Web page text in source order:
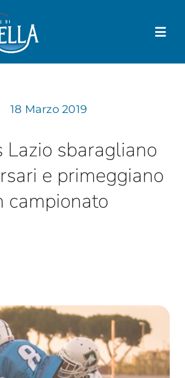
18 Marzo 2019
Lazio sbaragliano
e primeggiano
campionato